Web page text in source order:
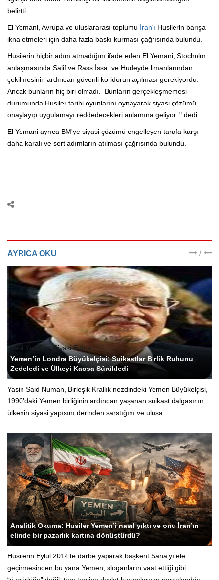
belirtti.
El Yemani, Avrupa ve uluslararası toplumu İran'ı Husilerin barışa
ikna etmeleri için daha fazla baskı kurması çağrısında bulundu.
Husilerin hiçbir adım atmadığını ifade eden El Yemani, Stocholm
anlaşmasında Salif ve Rass İssa ve Hudeyde limanlarından
çekilmesinin ardından güvenli koridorun açılması gerekiyordu.
Ancak bunların hiç biri olmadı.
Bunların gerçekleşmemesi
durumunda Husiler tarihi oyunlarını oynayarak siyasi çözümü
onaylayıp uygulamayı reddedecekleri anlamına geliyor. " dedi.
El Yemani ayrıca BM'ye siyasi çözümü engelleyen tarafa karşı
daha karalı ve sert adımların atılması çağrısında bulundu.
AYRICA OKU /
Yeni Yemen - Siyasi Editör
Yemen’in Londra Büyükelçisi: Suikastlar Birlik Ruhunu
Zedeledi ve Ülkeyi Kaosa Sürükledi
Yasin Said Numan, Birleşik Krallık nezdindeki Yemen Büyükelçisi,
1990’daki Yemen birliğinin ardından yaşanan suikast dalgasının
ülkenin siyasi yapısını derinden sarstığını ve ulusa...
Yeni Yemen - Siyasi Editör
Analitik Okuma: Husiler Yemen’i nasıl yıktı ve onu İran’ın
elinde bir pazarlık kartına dönüştürdü?
Husilerin Eylül 2014’te darbe yaparak başkent Sana’yı ele
geçirmesinden bu yana Yemen, sloganların vaat ettiği gibi